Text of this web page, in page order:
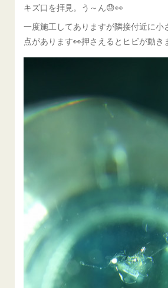
キズ口を拝見。う～ん😓👀
一度施工してありますが隣接付近に小
点があります👀押さえるとヒビが動き